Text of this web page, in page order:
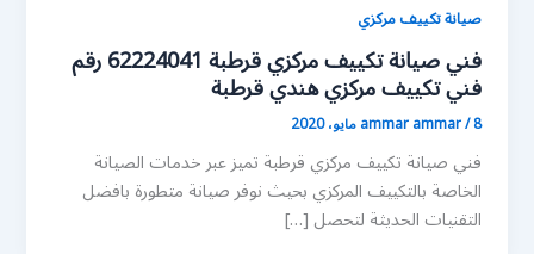
صيانة تكييف مركزي
فني صيانة تكييف مركزي قرطبة 62224041 رقم
فني تكييف مركزي هندي قرطبة
ammar ammar/8 مايو، 2020
فني صيانة تكييف مركزي قرطبة تميز عبر خدمات الصيانة
الخاصة بالتكييف المركزي بحيث نوفر صيانة متطورة بافضل
التقنيات الحديثة لتحصل […]